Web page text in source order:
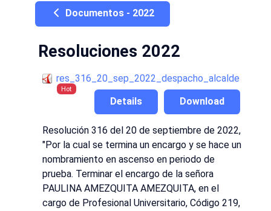
Documentos - 2022
Resoluciones 2022
res_316_20_sep_2022_despacho_alcalde
Hot
Download
Details
Resolución 316 del 20 de septiembre de 2022,
"Por la cual se termina un encargo y se hace un
nombramiento en ascenso en periodo de
prueba. Terminar el encargo de la señora
PAULINA AMEZQUITA AMEZQUITA, en el
cargo de Profesional Universitario, Código 219,